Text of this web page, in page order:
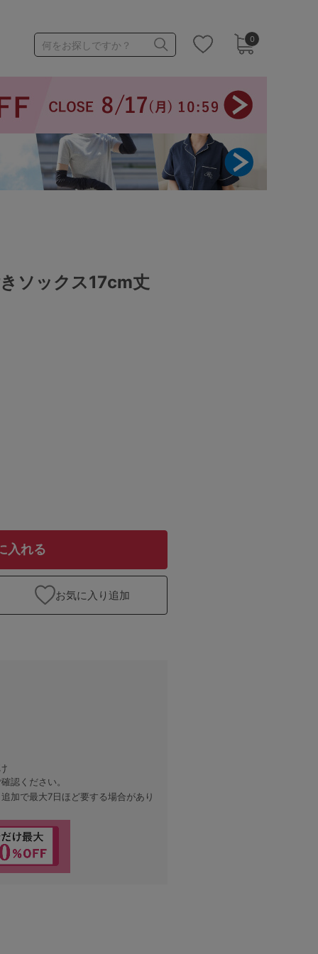
0
何をお探しですか？
1,000～1,999円
3,000～3,999円
ソックス17cm丈
入れる
お気に入り追加
認ください。
加で最大7日ほど要する場合があり